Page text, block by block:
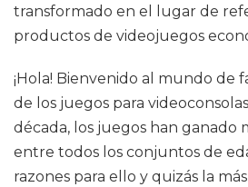
transformado en el lugar de
productos de videojuegos
¡Hola! Bienvenido al mundo de
de los juegos para
década, los juegos han ganado
entre todos los conjuntos de
razones para ello y quizás la